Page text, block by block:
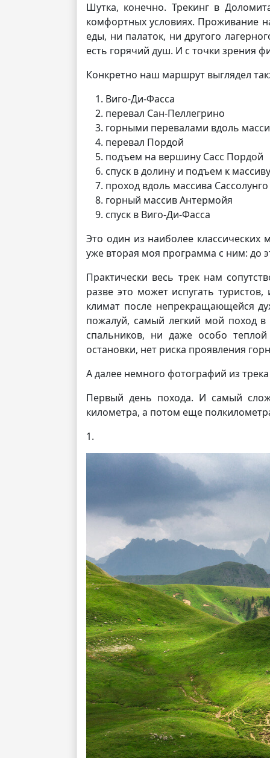
Шутка, конечно. Трекинг в
комфортных условиях. Проживание
еды, ни палаток, ни другого
есть горячий душ. И с точки зрения
Конкретно наш маршрут выглядел
Виго-Ди-Фасса
перевал Сан-Пеллегрино
горными перевалами вдоль
перевал Пордой
подъем на вершину Сасс Пордой
спуск в долину и подъем к
проход вдоль массива
горный массив Антермойя
спуск в Виго-Ди-Фасса
Это один из наиболее
уже вторая моя программа с ним: до
Практически весь трек нам
разве это может испугать
климат после непрекращающейся
пожалуй, самый легкий мой поход
спальников, ни даже особо
остановки, нет риска проявления
А далее немного фотографий из
Первый день похода. И самый
километра, а потом еще
1.